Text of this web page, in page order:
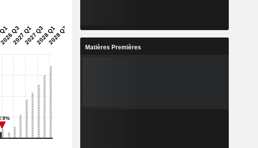
Matières Premières